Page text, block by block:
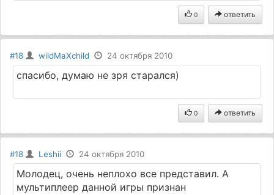
0 ответить
#18 wildMaXchild 24 октября 2010
спасибо, думаю не зря старался)
0 ответить
#18 Leshii 24 октября 2010
Молодец, очень неплохо все представил. А
мультиплеер данной игры признан